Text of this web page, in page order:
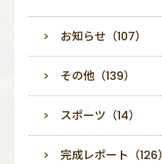
お知らせ（107）
その他（139）
スポーツ（14）
完成レポート（126）